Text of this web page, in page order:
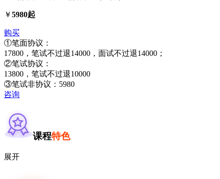
￥5980起
购买
①笔面协议：
17800，笔试不过退14000，面试不过退14000；
②笔试协议：
13800，笔试不过退10000
③笔试非协议：5980
咨询
课程特色
展开